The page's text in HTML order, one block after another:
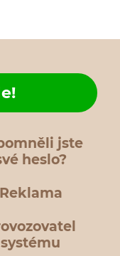
jste
heslo?
Reklama
systému